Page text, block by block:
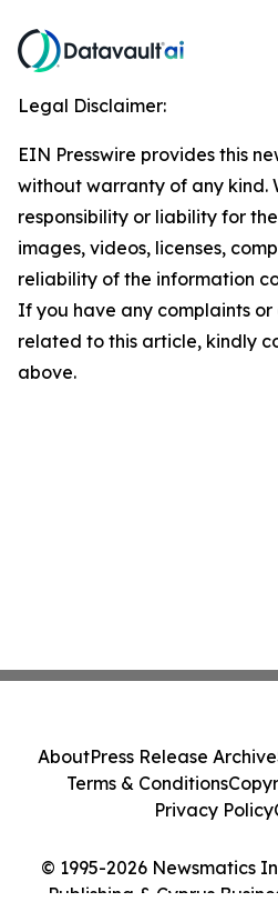
Legal Disclaimer:
EIN Presswire provides this
without warranty of any kind.
responsibility or liability for
images, videos, licenses,
reliability of the information
If you have any complaints or
related to this article, kindly
above.
© 1995-2026 Newsmatics
Publishing & Cyprus
AboutPress Release Archive
Terms & Conditions
Privacy Policy